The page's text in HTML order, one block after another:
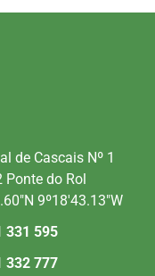
de Cascais Nº 1
Ponte do Rol
9º18'43.13"W
331 595
332 777